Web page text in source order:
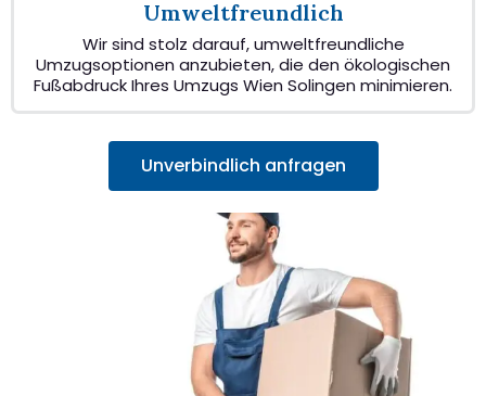
Umweltfreundlich
Wir sind stolz darauf, umweltfreundliche
Umzugsoptionen anzubieten, die den ökologischen
Fußabdruck Ihres Umzugs Wien Solingen minimieren.
Unverbindlich anfragen